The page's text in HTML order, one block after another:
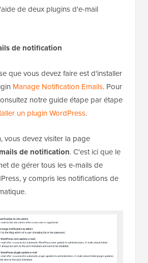
mise à jour automatique à
montrerons comment désactiver
de deux plugins d'e-mail
de notification
Manage Notification Emails
notre guide étape par étape
un plugin WordPress.